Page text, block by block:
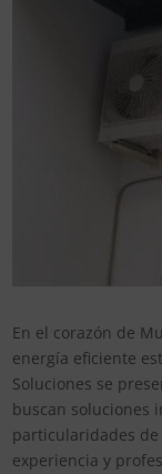
En el corazón de
energía eficiente
Soluciones se
buscan soluciones
particularidades
experiencia y